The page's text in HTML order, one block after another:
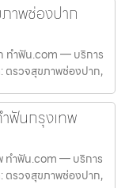
าพช่องปาก
ทำฟัน.com — บริการ
รวจสุขภาพช่องปาก,
ฟันกรุงเทพ
ทำฟัน.com — บริการ
รวจสุขภาพช่องปาก,